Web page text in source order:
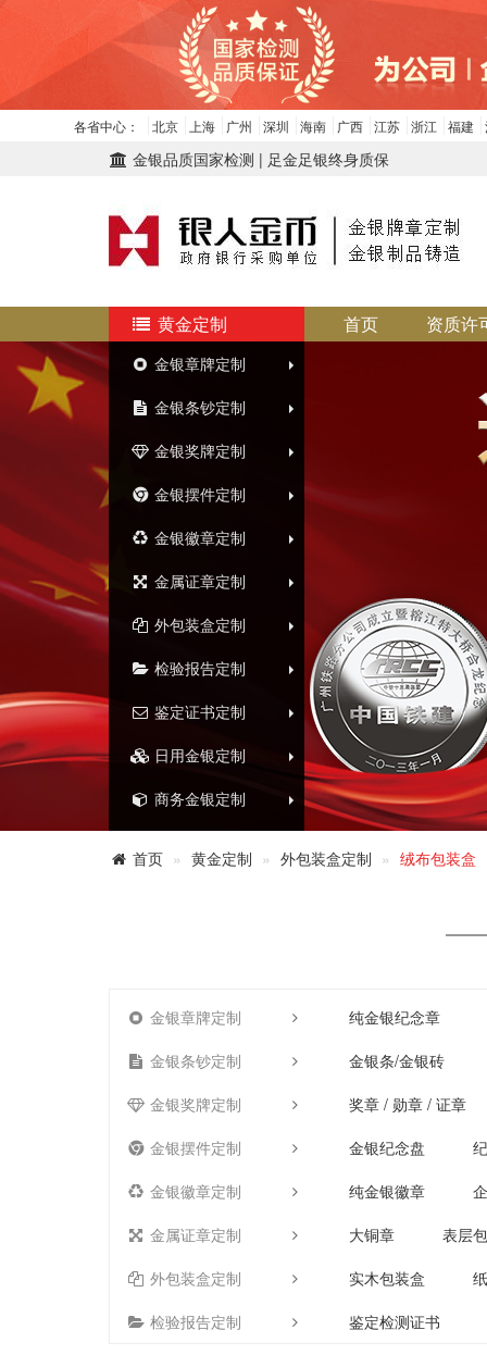
各省中心： 北京 上海 广州 深圳 海南 广西 江苏 浙江 福建
金银品质国家检测 | 足金足银终身质保
黄金定制
金银章牌定制
金银条钞定制
金银奖牌定制
金银摆件定制
金银徽章定制
金属证章定制
外包装盒定制
检验报告定制
鉴定证书定制
日用金银定制
商务金银定制
首页 资质许
首页 黄金定制 外包装盒定制 绒布包装盒
金银章牌定制
纯金银纪念章
金银条钞定制
金银条/金银砖
金银奖牌定制
奖章 / 勋章 / 证章
金银摆件定制
金银纪念盘
金银徽章定制
纯金银徽章
金属证章定制
大铜章
表层
外包装盒定制
实木包装盒
检验报告定制
鉴定检测证书